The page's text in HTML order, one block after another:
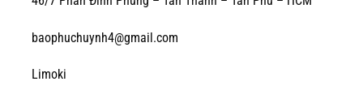
baophuchuynh4@gmail.com
Limoki